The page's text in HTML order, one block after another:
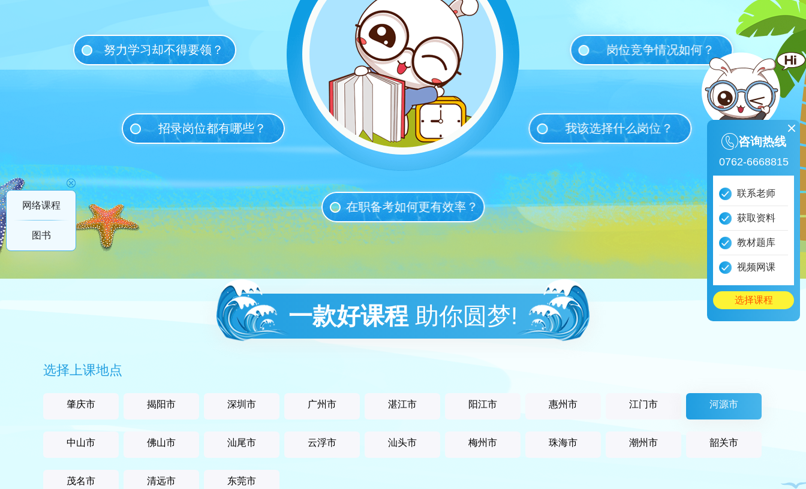
努力学习却不得要领？ 岗位竞争情况如何？
招录岗位都有哪些？ 我该选择什么岗位？
在职备考如何更有效率？
一款好课程 助你圆梦!
选择上课地点
肇庆市 揭阳市 深圳市 广州市 湛江市 阳江市 惠州市 江门市 河源市
中山市 佛山市 汕尾市 云浮市 汕头市 梅州市 珠海市 潮州市 韶关市
茂名市 清远市 东莞市
网络课程
图书
咨询热线
0762-6668815
联系老师
获取资料
教材题库
视频网课
选择课程